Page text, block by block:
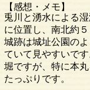
【感想・メモ】
兎川と湧水による
に位置し、南北約
城跡は城址公園の
ていて見やすいで
堀ですが、特に本
たっぷりです。